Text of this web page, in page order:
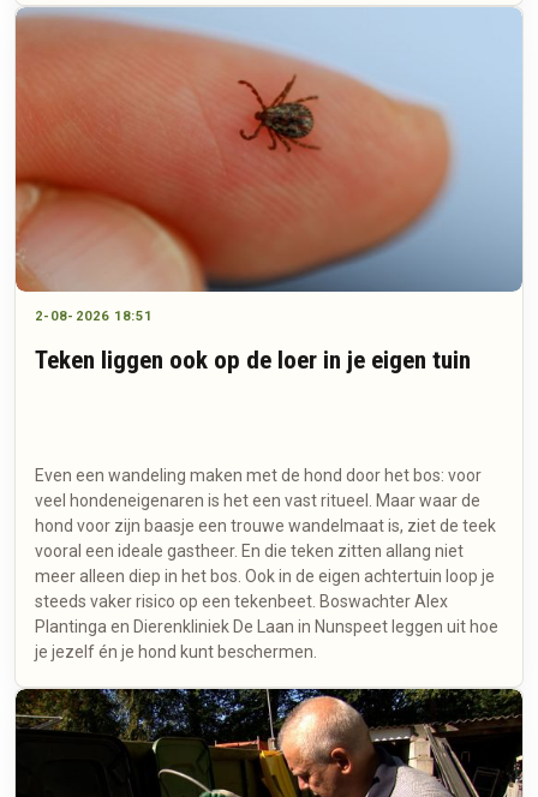
2-08-2026 18:51
Teken liggen ook op de loer in je eigen tuin
Even een wandeling maken met de hond door het bos: voor
veel hondeneigenaren is het een vast ritueel. Maar waar de
hond voor zijn baasje een trouwe wandelmaat is, ziet de teek
vooral een ideale gastheer. En die teken zitten allang niet
meer alleen diep in het bos. Ook in de eigen achtertuin loop je
steeds vaker risico op een tekenbeet. Boswachter Alex
Plantinga en Dierenkliniek De Laan in Nunspeet leggen uit hoe
je jezelf én je hond kunt beschermen.